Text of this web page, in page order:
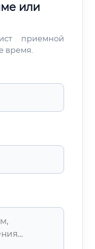
или
приемной
время.